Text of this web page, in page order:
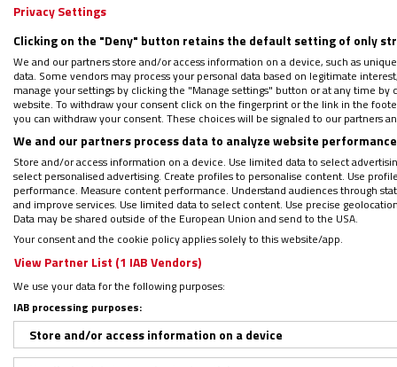
humana y el medio ambiente
. Nuestro
resistiría la extracción minera”.
Por lo anterior, este 18 de marzolos
firmada por 150 mil ciudadanos que piden
Una petición del pueblo sin
De acuerdo con información del
acudieron a la capilla san Óscar Arnulfo
entregaron a la Asamblea.
También al concluir la entrega regresaron
para que se logre derogar la ley “en
Privacy Settings
Clicking on the "Deny" button retains the default setting of only
We and our partners store and/or access information on a device, such as
data. Some vendors may process your personal data based on legitimate
manage your settings by clicking the "Manage settings" button or at any time
website. To withdraw your consent click on the fingerprint or the link in the
you can withdraw your consent. These choices will be signaled to our partners
We and our partners process data to analyze website
Store and/or access information on a device. Use limited data to select
select personalised advertising. Create profiles to personalise content. Use
performance. Measure content performance. Understand audiences through
and improve services. Use limited data to select content. Use precise
Data may be shared outside of the European Union and send to the USA.
Your consent and the cookie policy applies solely to this website/app.
View Partner List (1 IAB Vendors)
We use your data for the following purposes:
IAB processing purposes:
Store and/or access information on a device